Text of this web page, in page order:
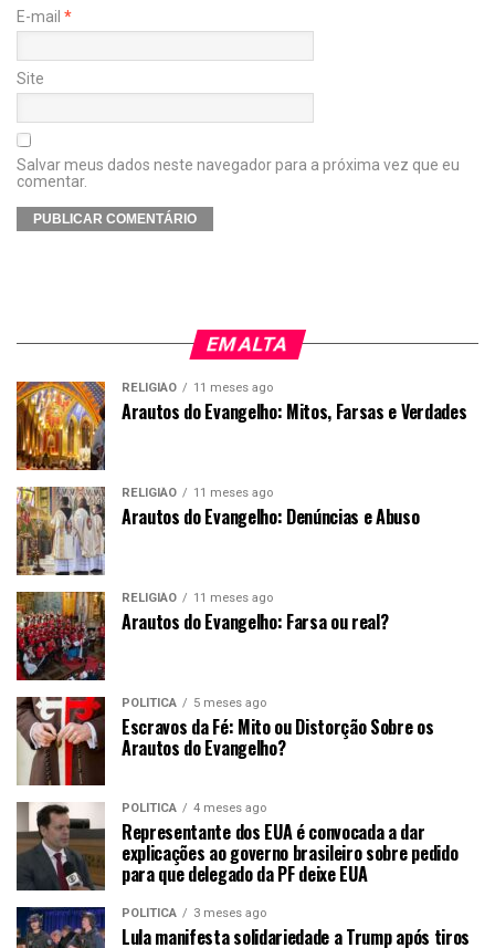
E-mail *
Site
Salvar meus dados neste navegador para a próxima vez que eu
comentar.
EM ALTA
RELIGIÃO 11 meses ago
Arautos do Evangelho: Mitos, Farsas e Verdades
RELIGIÃO 11 meses ago
Arautos do Evangelho: Denúncias e Abuso
RELIGIÃO 11 meses ago
Arautos do Evangelho: Farsa ou real?
POLÍTICA 5 meses ago
Escravos da Fé: Mito ou Distorção Sobre os
Arautos do Evangelho?
POLÍTICA 4 meses ago
Representante dos EUA é convocada a dar
explicações ao governo brasileiro sobre pedido
para que delegado da PF deixe EUA
POLÍTICA 3 meses ago
Lula manifesta solidariedade a Trump após tiros